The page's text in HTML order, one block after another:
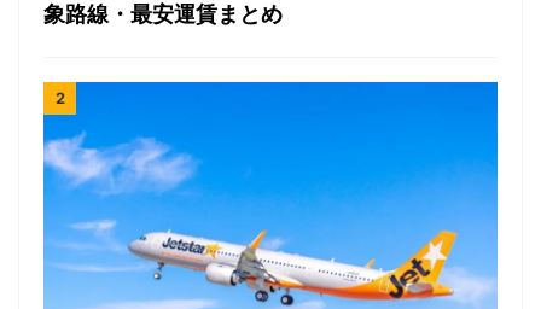
象路線・最安運賃まとめ